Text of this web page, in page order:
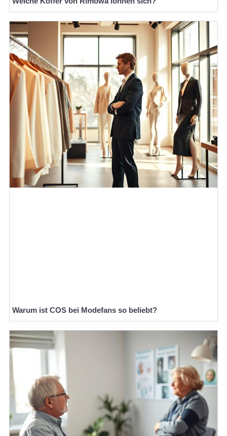
Warum ist COS bei Modefans so beliebt?